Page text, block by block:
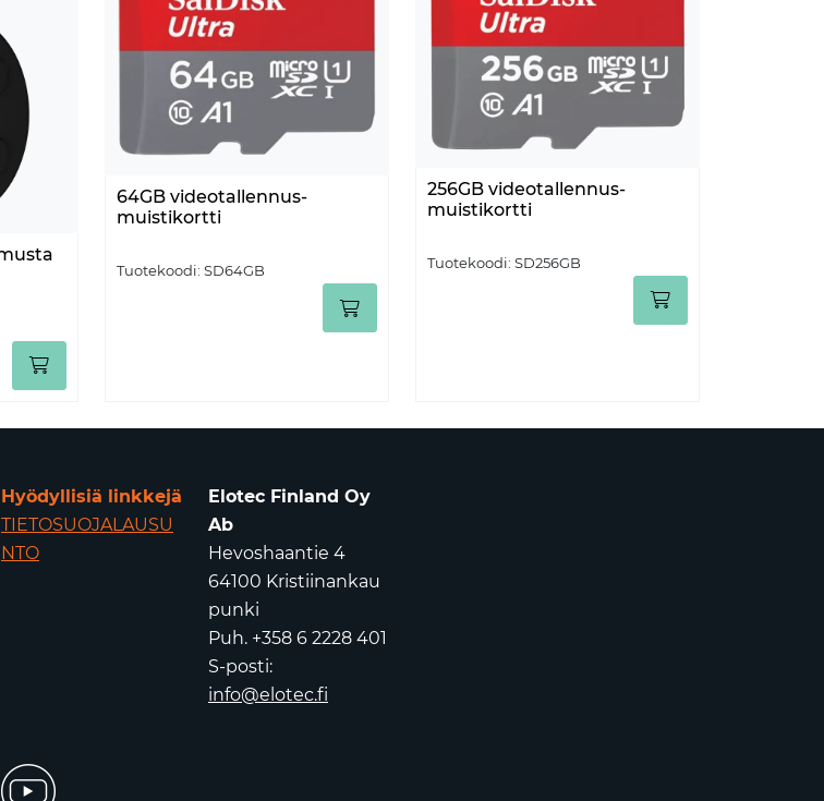
64GB videotallennus-
muistikortti
Tuotekoodi: SD64GB
256GB videotallennus-
muistikortti
Tuotekoodi: SD256GB
Hyödyllisiä linkkejä
TIETOSUOJALAUSU
NTO
Elotec Finland Oy
Ab
Hevoshaantie 4
64100 Kristiinankau
punki
Puh. +358 6 2228 401
S-posti:
info@elotec.fi